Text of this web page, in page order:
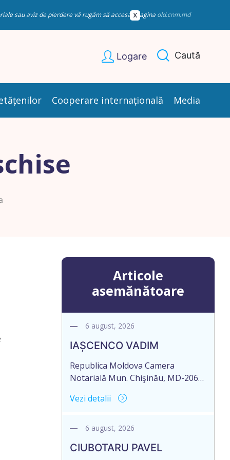
sau aviz de pierdere vă rugăm să accesați pagina old.cnm.md
Logare Caută
Cooperare internațională Media
Articole
asemănătoare
6 august, 2026
IAȘCENCO VADIM
Republica Moldova Camera
Notarială Mun. Chişinău, MD-2068,
Notarial al Notarului PANCOVA
45-07 Nr. de ieșire: 485 Din 06
MD-2012, mun. Chișinău, str.
Vezi detalii
6 august, 2026
CIUBOTARU PAVEL